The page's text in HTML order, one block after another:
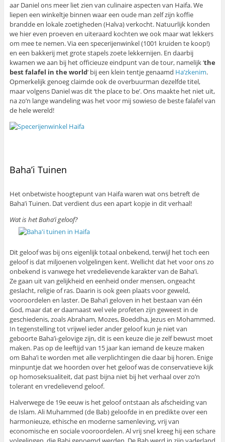
aar Daniel ons meer liet zien van culinaire aspecten van Haifa. We
liepen een winkeltje binnen waar een oude man zelf zijn koffie
brandde en lokale zoetigheden (Halva) verkocht. Natuurlijk konden
we hier even proeven en uiteraard kochten we ook maar wat lekkers
om mee te nemen. Via een specerijenwinkel (1001 kruiden te koop!)
en een bakkerij met grote stapels zoete lekkernijen. En daarbij
kwamen we aan bij het officieuze eindpunt van de tour, namelijk ‘the
best falafel in the world‘ bij een klein tentje genaamd Ha’zkenim.
Opmerkelijk genoeg claimde ook de overbuurman dezelfde titel,
maar volgens Daniel was dit ‘the place to be’. Ons maakte het niet uit,
na zo’n lange wandeling was het voor mij sowieso de beste falafel van
de hele wereld!
Baha’i Tuinen
Het onbetwiste hoogtepunt van Haifa waren wat ons betreft de
Baha’i Tuinen. Dat verdient dus een apart kopje in dit verhaal!
Wat is het Baha’i geloof?
Dit geloof was bij ons eigenlijk totaal onbekend, terwijl het toch een
geloof is dat miljoenen volgelingen kent. Wellicht dat het voor ons zo
onbekend is vanwege het vredelievende karakter van de Baha’i.
Ze gaan uit van gelijkheid en eenheid onder mensen, ongeacht
geslacht, religie of ras. Daarin is ook geen plaats voor geweld,
vooroordelen en laster. De Baha’i geloven in het bestaan van één
God, maar dat er daarnaast wel vele profeten zijn geweest in de
geschiedenis, zoals Abraham, Mozes, Boeddha, Jezus en Mohammed.
In tegenstelling tot vrijwel ieder ander geloof kun je niet van
geboorte Baha’i-gelovige zijn, dit is een keuze die je zelf bewust moet
maken. Pas op de leeftijd van 15 jaar kan iemand de keuze maken
om Baha’i te worden met alle verplichtingen die daar bij horen. Enige
minpuntje dat we hoorden over het geloof was de conservatieve kijk
op homoseksualiteit, dat past bijna niet bij het verhaal over zo’n
tolerant en vredelievend geloof.
Halverwege de 19e eeuw is het geloof ontstaan als afscheiding van
de Islam. Ali Muhammed (de Bab) geloofde in en predikte over een
harmonieuze, ethische en moderne samenleving, vrij van
economische en sociale vooroordelen. Al vrij snel kreeg hij een schare